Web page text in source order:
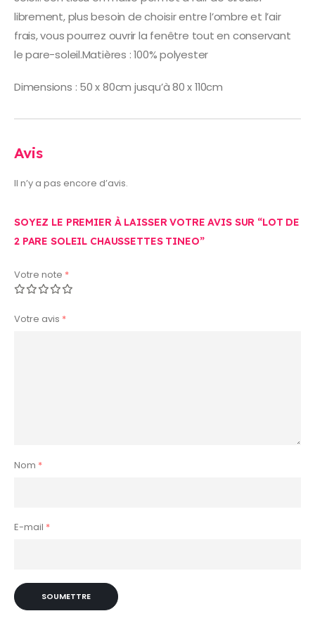
librement, plus besoin de choisir entre l’ombre et l’air
frais, vous pourrez ouvrir la fenêtre tout en conservant
le pare-soleil.Matières : 100% polyester
Dimensions : 50 x 80cm jusqu’à 80 x 110cm
Avis
Il n’y a pas encore d’avis.
SOYEZ LE PREMIER À LAISSER VOTRE AVIS SUR “LOT DE
2 PARE SOLEIL CHAUSSETTES TINEO”
Votre note *
Votre avis *
Nom *
E-mail *